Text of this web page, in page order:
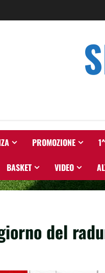
PROMOZIONE
BASKET VIDEO
del